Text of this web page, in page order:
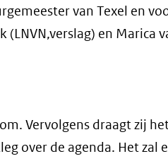
van Texel en
(LNVN,verslag) en Marica
Vervolgens draagt zij
over de agenda. Het zal